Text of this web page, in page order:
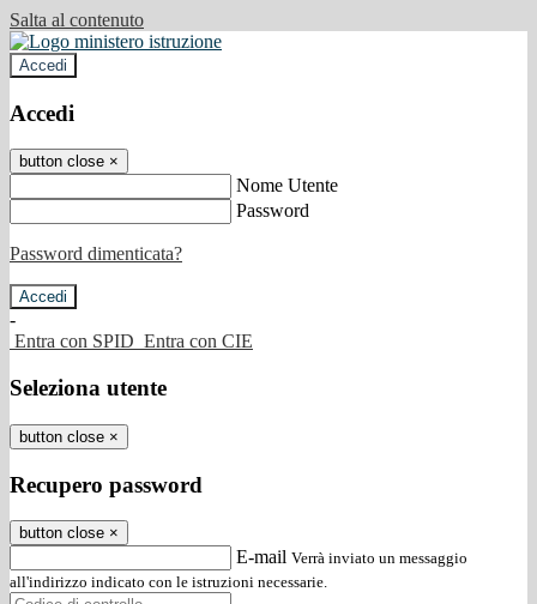
Salta al contenuto
Accedi
Accedi
button close ×
Nome Utente
Password
Password dimenticata?
-
Entra con SPID Entra con CIE
Seleziona utente
button close ×
Recupero password
button close ×
E-mail Verrà inviato un messaggio
all'indirizzo indicato con le istruzioni necessarie.